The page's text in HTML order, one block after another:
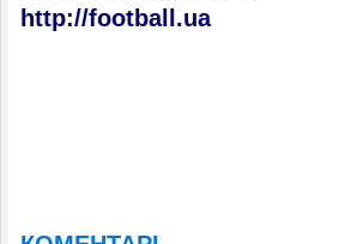
http://football.ua